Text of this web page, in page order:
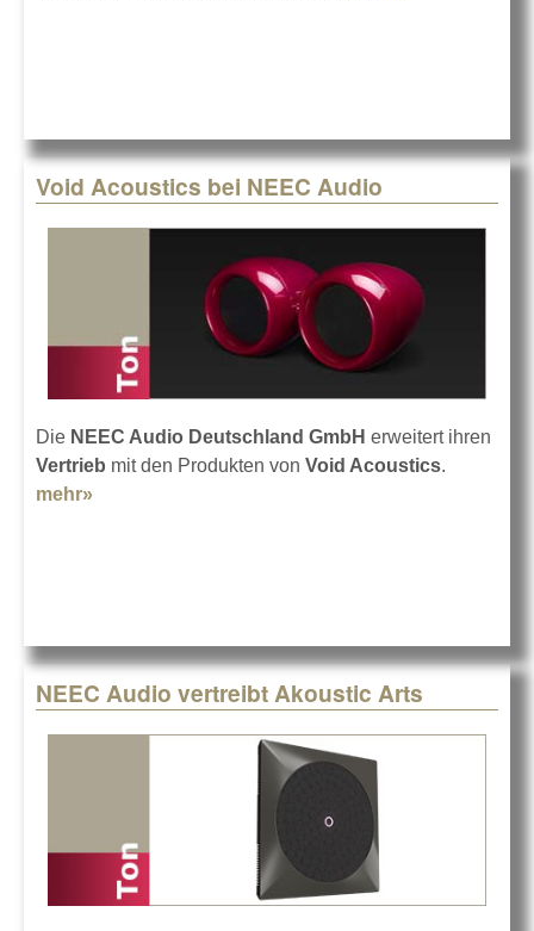
Void Acoustics bei NEEC Audio
Die NEEC Audio Deutschland GmbH erweitert ihren
Vertrieb mit den Produkten von Void Acoustics.
mehr»
NEEC Audio vertreibt Akoustic Arts